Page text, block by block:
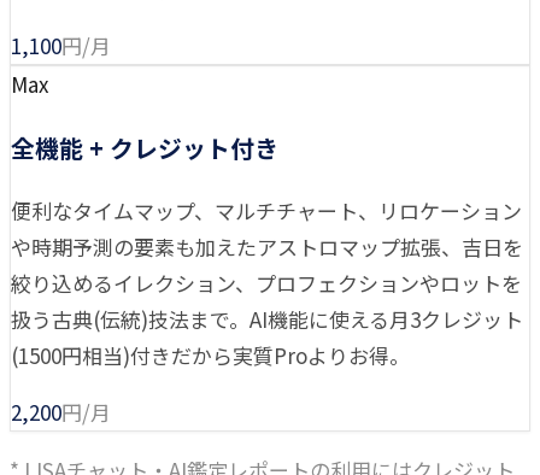
1,100円/月
Max
全機能 + クレジット付き
便利なタイムマップ、マルチチャート、リロケーション
や時期予測の要素も加えたアストロマップ拡張、吉日を
絞り込めるイレクション、プロフェクションやロットを
扱う古典(伝統)技法まで。AI機能に使える月3クレジット
(1500円相当)付きだから実質Proよりお得。
2,200円/月